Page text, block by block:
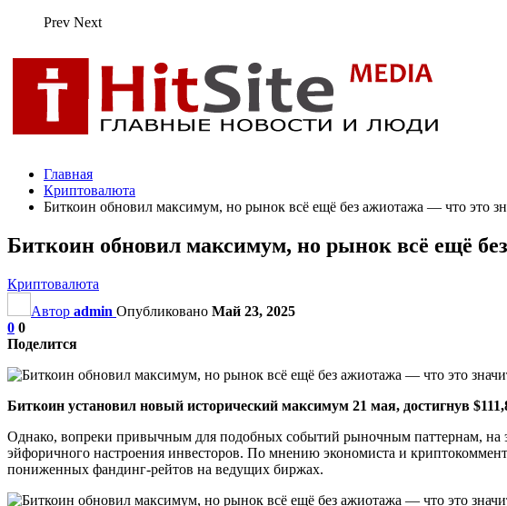
Prev Next
Главная
Криптовалюта
Биткоин обновил максимум, но рынок всё ещё без ажиотажа — что это
Биткоин обновил максимум, но рынок всё ещё
Криптовалюта
Автор admin Опубликовано Май 23, 2025
0 0
Поделится
Биткоин установил новый исторический максимум 21 мая, достигнув
Однако, вопреки привычным для подобных событий рыночным паттернам, на
эйфоричного настроения инвесторов. По мнению экономиста и
пониженных фандинг-рейтов на ведущих биржах.